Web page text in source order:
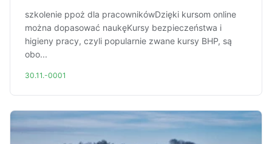
szkolenie ppoż dla pracownikówDzięki kursom online
można dopasować naukęKursy bezpieczeństwa i
higieny pracy, czyli popularnie zwane kursy BHP, są
obo...
30.11.-0001